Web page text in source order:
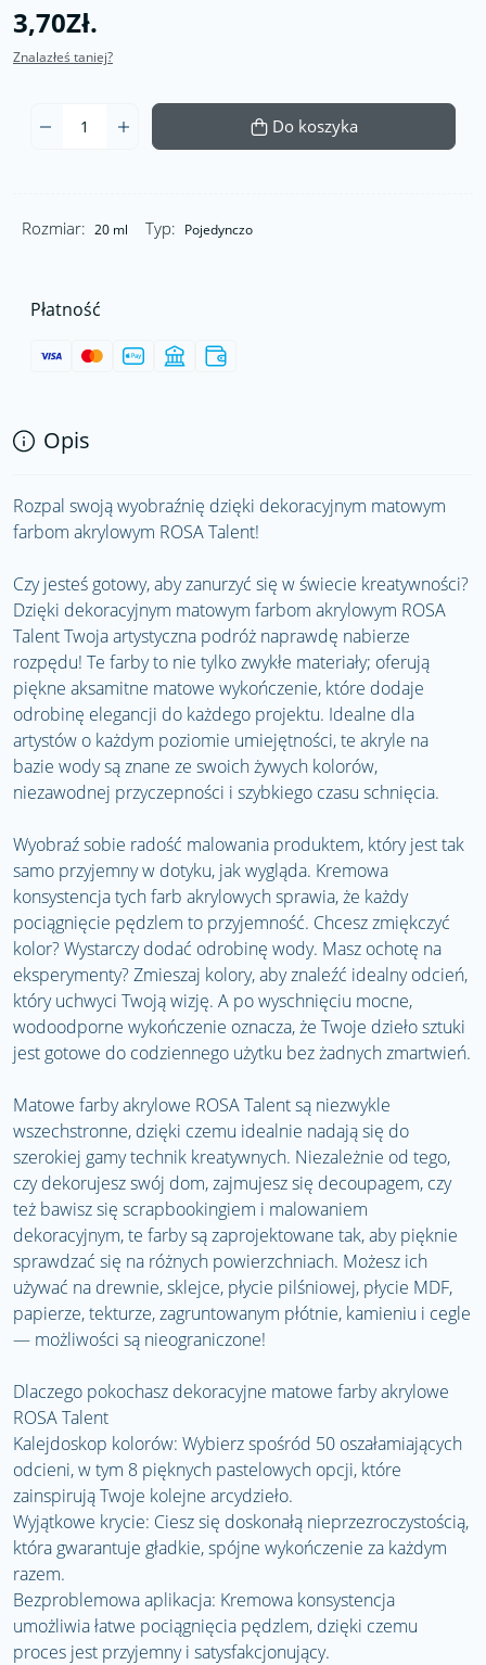
3,70Zł.
Znalazłeś taniej?
Do koszyka
Rozmiar: 20 ml Typ: Pojedynczo
Płatność
Opis
Rozpal swoją wyobraźnię dzięki dekoracyjnym matowym
farbom akrylowym ROSA Talent!
Czy jesteś gotowy, aby zanurzyć się w świecie kreatywności?
Dzięki dekoracyjnym matowym farbom akrylowym ROSA
Talent Twoja artystyczna podróż naprawdę nabierze
rozpędu! Te farby to nie tylko zwykłe materiały; oferują
piękne aksamitne matowe wykończenie, które dodaje
odrobinę elegancji do każdego projektu. Idealne dla
artystów o każdym poziomie umiejętności, te akryle na
bazie wody są znane ze swoich żywych kolorów,
niezawodnej przyczepności i szybkiego czasu schnięcia.
Wyobraź sobie radość malowania produktem, który jest tak
samo przyjemny w dotyku, jak wygląda. Kremowa
konsystencja tych farb akrylowych sprawia, że ​​każdy
pociągnięcie pędzlem to przyjemność. Chcesz zmiękczyć
kolor? Wystarczy dodać odrobinę wody. Masz ochotę na
eksperymenty? Zmieszaj kolory, aby znaleźć idealny odcień,
który uchwyci Twoją wizję. A po wyschnięciu mocne,
wodoodporne wykończenie oznacza, że ​​Twoje dzieło sztuki
jest gotowe do codziennego użytku bez żadnych zmartwień.
Matowe farby akrylowe ROSA Talent są niezwykle
wszechstronne, dzięki czemu idealnie nadają się do
szerokiej gamy technik kreatywnych. Niezależnie od tego,
czy dekorujesz swój dom, zajmujesz się decoupagem, czy
też bawisz się scrapbookingiem i malowaniem
dekoracyjnym, te farby są zaprojektowane tak, aby pięknie
sprawdzać się na różnych powierzchniach. Możesz ich
używać na drewnie, sklejce, płycie pilśniowej, płycie MDF,
papierze, tekturze, zagruntowanym płótnie, kamieniu i cegle
— możliwości są nieograniczone!
Dlaczego pokochasz dekoracyjne matowe farby akrylowe
ROSA Talent
Kalejdoskop kolorów: Wybierz spośród 50 oszałamiających
odcieni, w tym 8 pięknych pastelowych opcji, które
zainspirują Twoje kolejne arcydzieło.
Wyjątkowe krycie: Ciesz się doskonałą nieprzezroczystością,
która gwarantuje gładkie, spójne wykończenie za każdym
razem.
Bezproblemowa aplikacja: Kremowa konsystencja
umożliwia łatwe pociągnięcia pędzlem, dzięki czemu
proces jest przyjemny i satysfakcjonujący.